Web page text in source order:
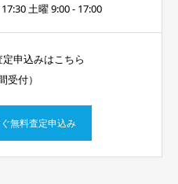
土曜 9:00 - 17:00
申込みはこちら
受付）
無料査定申込み